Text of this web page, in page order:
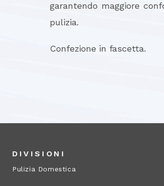
garantendo maggiore
pulizia.
Confezione in fascetta.
DIVISIONI
Pulizia Domestica